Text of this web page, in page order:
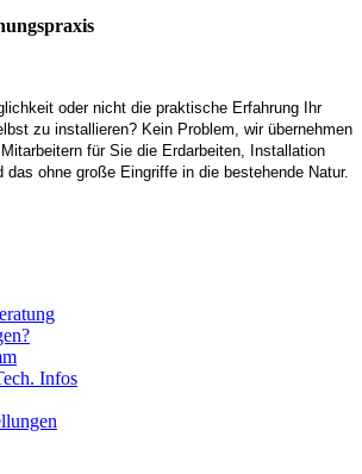
oder nicht die praktische Erfahrung Ihr
zu installieren? Kein Problem, wir übernehmen
für Sie die Erdarbeiten, Installation
das ohne große Eingriffe in die bestehende Natur.
Infos